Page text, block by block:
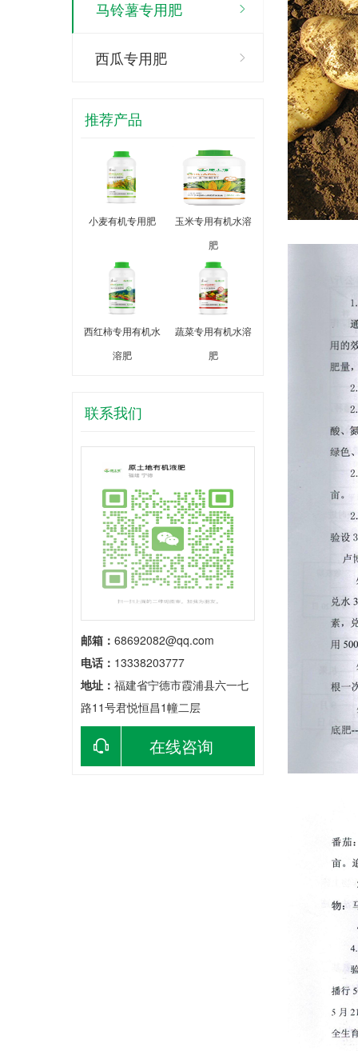
马铃薯专用肥
西瓜专用肥
推荐产品
小麦有机专用肥
玉米专用有机水溶
肥
西红柿专用有机水
溶肥
蔬菜专用有机水溶
肥
联系我们
邮箱： 68692082@qq.com
电话： 13338203777
地址： 福建省宁德市霞浦县六一七
路11号君悦恒昌1幢二层
在线咨询